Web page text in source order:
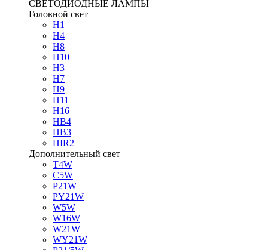
СВЕТОДИОДНЫЕ ЛАМПЫ
Головной свет
H1
H4
H8
H10
H3
H7
H9
H11
H16
HB4
HB3
HIR2
Дополнительный свет
T4W
C5W
P21W
PY21W
W5W
W16W
W21W
WY21W